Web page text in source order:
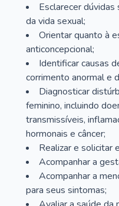
Esclarecer dúvidas
da vida sexual;
Orientar quanto à
anticoncepcional;
Identificar causas
corrimento anormal e
Diagnosticar
feminino, incluindo
transmissíveis,
hormonais e câncer;
Realizar e solicitar
Acompanhar a
Acompanhar a
para seus sintomas;